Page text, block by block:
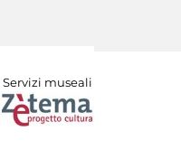
Servizi museali